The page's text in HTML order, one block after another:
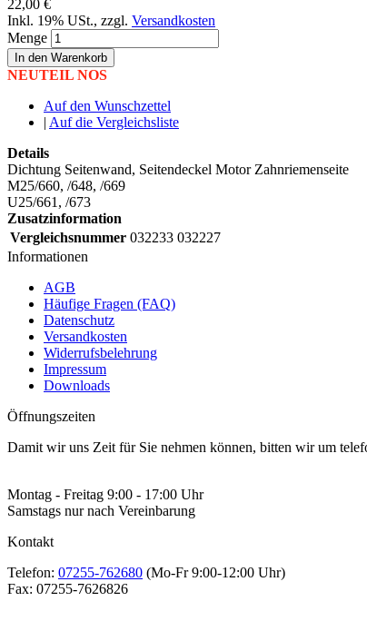
22,00 €
Inkl. 19% USt., zzgl. Versandkosten
Menge
In den Warenkorb
NEUTEIL NOS
Auf den Wunschzettel
| Auf die Vergleichsliste
Details
Dichtung Seitenwand, Seitendeckel Motor Zahnriemenseite
M25/660, /648, /669
U25/661, /673
Zusatzinformation
Vergleichsnummer 032233 032227
Informationen
AGB
Häufige Fragen (FAQ)
Datenschutz
Versandkosten
Widerrufsbelehrung
Impressum
Downloads
Öffnungszeiten
Damit wir uns Zeit für Sie nehmen können, bitten wir um
Montag - Freitag 9:00 - 17:00 Uhr
Samstags nur nach Vereinbarung
Kontakt
Telefon: 07255-762680 (Mo-Fr 9:00-12:00 Uhr)
Fax: 07255-7626826